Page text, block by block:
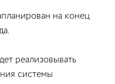
на конец
реализовывать
системы